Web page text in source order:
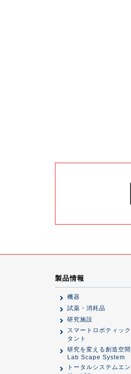
製品情報
機器
試薬・消耗品
研究施設
スマートロボティッ
タント
研究を変える創造空間
Lab Scape System
トータルシステムエ